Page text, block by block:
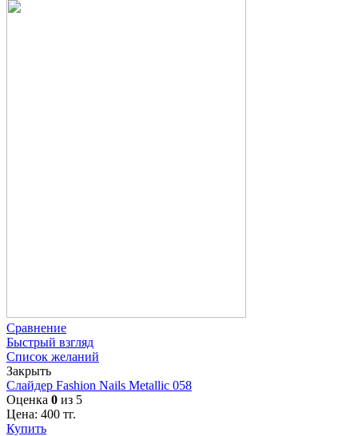
Сравнение
Быстрый взгляд
Список желаний
Закрыть
Слайдер Fashion Nails Metallic 058
Оценка 0 из 5
Цена: 400 тг.
Купить